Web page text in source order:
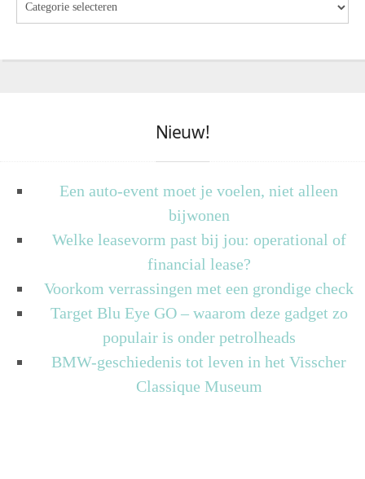
Nieuw!
Een auto-event moet je voelen, niet alleen
bijwonen
Welke leasevorm past bij jou: operational of
financial lease?
Voorkom verrassingen met een grondige check
Target Blu Eye GO – waarom deze gadget zo
populair is onder petrolheads
BMW-geschiedenis tot leven in het Visscher
Classique Museum